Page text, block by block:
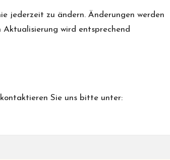
jederzeit zu ändern. Änderungen werden
wird entsprechend
Sie uns bitte unter: